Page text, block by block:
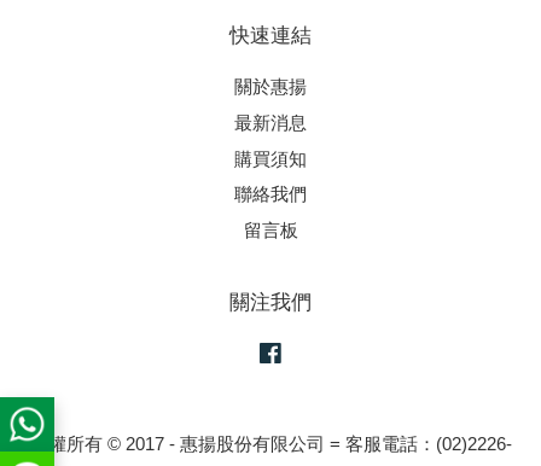
快速連結
關於惠揚
最新消息
購買須知
聯絡我們
留言板
關注我們
版權所有 © 2017 - 惠揚股份有限公司 = 客服電話：(02)2226-